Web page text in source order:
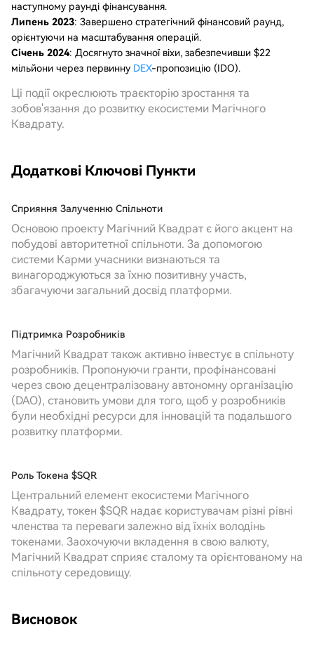
наступному раунді фінансування.
Липень 2023: Завершено стратегічний фінансовий раунд,
орієнтуючи на масштабування операцій.
Січень 2024: Досягнуто значної віхи, забезпечивши $22
мільйони через первинну DEX-пропозицію (IDO).
Ці події окреслюють траєкторію зростання та
зобов'язання до розвитку екосистеми Магічного
Квадрату.
Додаткові Ключові Пункти
Сприяння Залученню Спільноти
Основою проекту Магічний Квадрат є його акцент на
побудові авторитетної спільноти. За допомогою
системи Карми учасники визнаються та
винагороджуються за їхню позитивну участь,
збагачуючи загальний досвід платформи.
Підтримка Розробників
Магічний Квадрат також активно інвестує в спільноту
розробників. Пропонуючи гранти, профінансовані
через свою децентралізовану автономну організацію
(DAO), становить умови для того, щоб у розробників
були необхідні ресурси для інновацій та подальшого
розвитку платформи.
Роль Токена $SQR
Центральний елемент екосистеми Магічного
Квадрату, токен $SQR надає користувачам різні рівні
членства та переваги залежно від їхніх володінь
токенами. Заохочуючи вкладення в свою валюту,
Магічний Квадрат сприяє сталому та орієнтованому на
спільноту середовищу.
Висновок